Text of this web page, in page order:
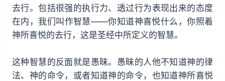
去行。包括很强的执行力、透过行为表现出来的态度
在内，我们叫作智慧——你知道神喜悦什么，你照着
神所喜悦的去行，这是圣经中所定义的智慧。
这种智慧的反面就是愚昧。愚昧的人他不知道神的律
法、神的命令，或者知道神的命令，也知道神所喜悦